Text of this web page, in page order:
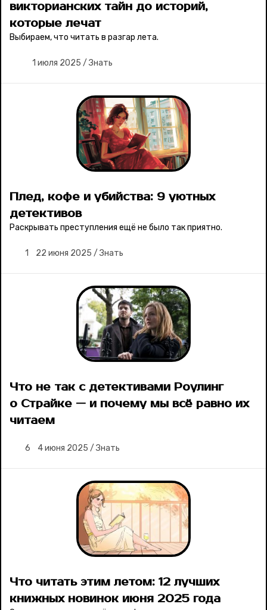
викторианских тайн до историй,
которые лечат
Выбираем, что читать в разгар лета.
1 июля 2025 / Знать
Плед, кофе и убийства: 9 уютных
детективов
Раскрывать преступления ещё не было так приятно.
1 22 июня 2025 / Знать
Что не так с детективами Роулинг
о Страйке — и почему мы всё равно их
читаем
6 4 июня 2025 / Знать
Что читать этим летом: 12 лучших
книжных новинок июня 2025 года